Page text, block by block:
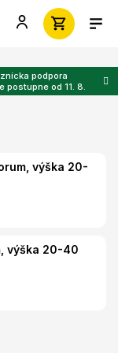
podpora
postupne od 11. 8.
výška 20-
výška 20-40